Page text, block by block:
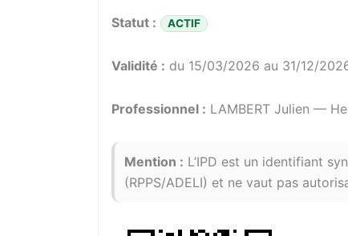
Statut : ACTIF
Validité : du 15/03/2026 au 31/12/
Professionnel : LAMBERT Julien —
Mention : L’IPD est un identifiant
(RPPS/ADELI) et ne vaut pas